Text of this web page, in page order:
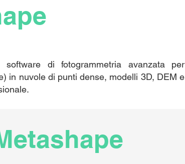
di fotogrammetria avanzata per
in nuvole di punti dense, modelli 3D, DEM e